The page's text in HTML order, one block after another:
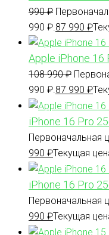
990₽
990 ₽. 87 990 ₽
Apple iPhone
108 990₽
990 ₽. 87 990 ₽
iPhone 16 Pro
Первоначальная
990 ₽Текущая
iPhone 16 Pro
Первоначальная
990 ₽Текущая